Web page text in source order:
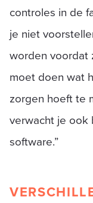
controles in de
je niet
worden voordat
moet doen wat
zorgen hoeft te
verwacht je ook
software.”